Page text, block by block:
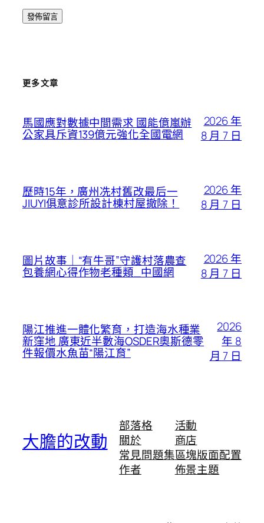
更多文章
馬國應對數據中間需求 國能億嵐辦
公家具斥資139億元強化全國電網
2026 年
8 月 7 日
歷時15年，廣州冼村舊改最后一
JIUYI俱意診所設計棟村屋撤除！
2026 年
8 月 7 日
圖片故事｜“有牛哥”守護村落農查
包養網心得作物老種類_中國網
2026 年
8 月 7 日
陽江推進一體化繁育，打造海水種業
新窪地 廣東近半數海OSDER奧斯德零
件報價水魚苗“陽江育”
2026
年 8
月 7 日
大膽的改動
部落格
關於
常見問題集
作者
活動
商店
區塊版面配置
佈景主題